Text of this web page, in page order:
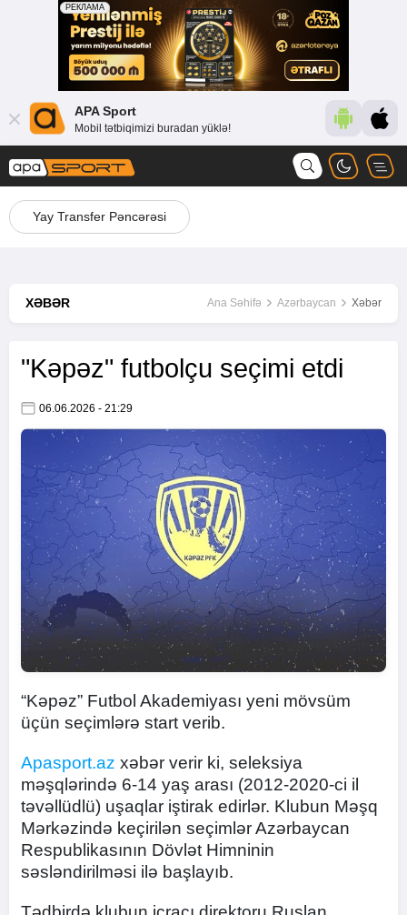
APA Sport
Mobil tətbiqimizi buradan yüklə!
Yay Transfer Pəncərəsi
XƏBƏR Ana Səhifə Azərbaycan Xəbər
"Kəpəz" futbolçu seçimi etdi
06.06.2026 - 21:29
“Kəpəz” Futbol Akademiyası yeni mövsüm
üçün seçimlərə start verib.
Apasport.az xəbər verir ki, seleksiya
məşqlərində 6-14 yaş arası (2012-2020-ci il
təvəllüdlü) uşaqlar iştirak edirlər. Klubun Məşq
Mərkəzində keçirilən seçimlər Azərbaycan
Respublikasının Dövlət Himninin
səsləndirilməsi ilə başlayıb.